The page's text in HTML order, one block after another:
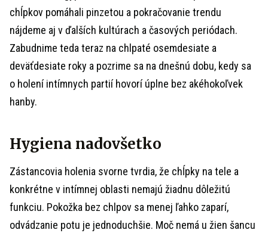
chĺpkov pomáhali pinzetou a pokračovanie trendu
nájdeme aj v ďalších kultúrach a časových periódach.
Zabudnime teda teraz na chlpaté osemdesiate a
deväťdesiate roky a pozrime sa na dnešnú dobu, kedy sa
o holení intímnych partií hovorí úplne bez akéhokoľvek
hanby.
Hygiena nadovšetko
Zástancovia holenia svorne tvrdia, že chĺpky na tele a
konkrétne v intímnej oblasti nemajú žiadnu dôležitú
funkciu. Pokožka bez chlpov sa menej ľahko zaparí,
odvádzanie potu je jednoduchšie. Moč nemá u žien šancu